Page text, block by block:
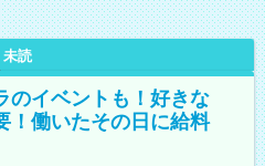
未読
のイベントも！好きな
働いたその日に給料